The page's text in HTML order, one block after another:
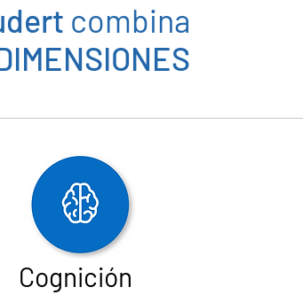
combina
Cognición